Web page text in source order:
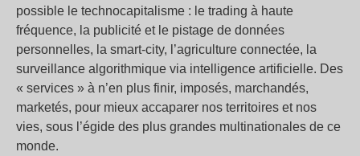
possible le technocapitalisme : le trading à haute
fréquence, la publicité et le pistage de données
personnelles, la smart-city, l’agriculture connectée, la
surveillance algorithmique via intelligence artificielle. Des
« services » à n’en plus finir, imposés, marchandés,
marketés, pour mieux accaparer nos territoires et nos
vies, sous l’égide des plus grandes multinationales de ce
monde.